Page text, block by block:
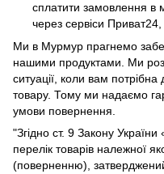
сплатити замовлення
через сервіси
Ми в Мурмур прагнемо
нашими продуктами. Ми
ситуації, коли вам
товару. Тому ми надаємо
умови повернення.
"Згідно ст. 9 Закону
перелік товарів належної
(поверненню),